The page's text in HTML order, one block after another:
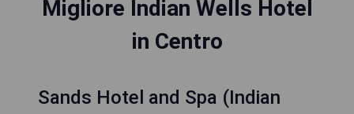
Migliore Indian Wells Hotel
in Centro
Sands Hotel and Spa (Indian